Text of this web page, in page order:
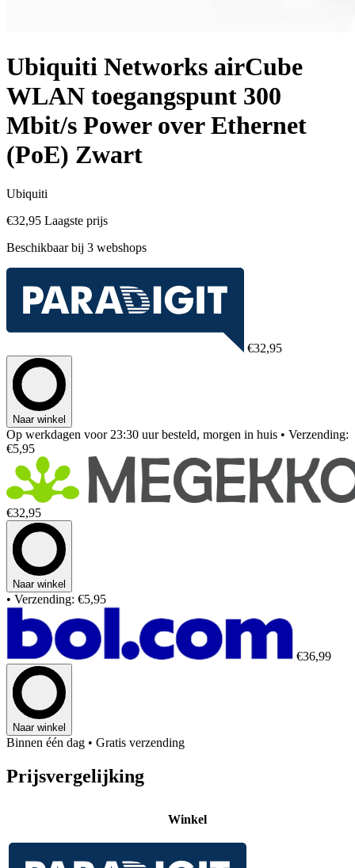
Ubiquiti Networks airCube
WLAN toegangspunt 300
Mbit/s Power over Ethernet
(PoE) Zwart
Ubiquiti
€32,95 Laagste prijs
Beschikbaar bij 3 webshops
€32,95
Naar winkel
Op werkdagen voor 23:30 uur besteld, morgen in huis • Verzending:
€5,95
€32,95
Naar winkel
• Verzending: €5,95
€36,99
Naar winkel
Binnen één dag • Gratis verzending
Prijsvergelijking
Winkel